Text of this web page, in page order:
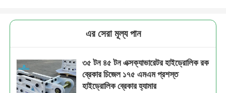
এর সেরা মূল্য পান
৩৫ টন ৪৫ টন এক্সক্যাভারেটর হাইড্রোলিক রক
ব্রেকার চিজেল ১৭৫ এমএম প্রশস্ত
হাইড্রোলিক ব্রেকার হ্যামার